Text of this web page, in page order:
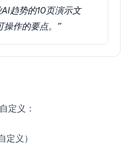
趋势的10页演示文
操作的要点。”
定义：
定义）